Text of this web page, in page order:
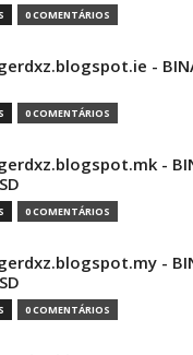
0 COMENTÁRIOS
-
0 COMENTÁRIOS
-
0 COMENTÁRIOS
-
0 COMENTÁRIOS